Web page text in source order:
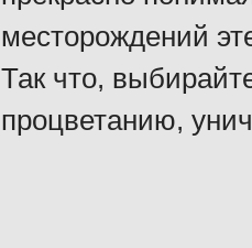
месторождений
Так что,
процветанию,